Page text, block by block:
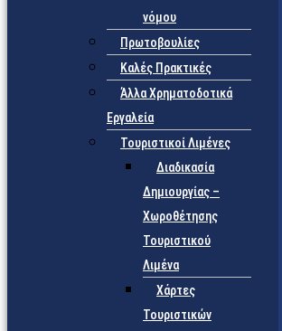
νόμου
Πρωτοβουλίες
Καλές Πρακτικές
Άλλα Χρηματοδοτικά
Εργαλεία
Τουριστικοί Λιμένες
Διαδικασία
Δημιουργίας –
Χωροθέτησης
Τουριστικού
Λιμένα
Χάρτες
Τουριστικών